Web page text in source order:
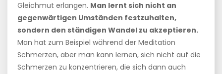
Gleichmut erlangen. Man lernt sich nicht an
gegenwärtigen Umständen festzuhalten,
sondern den ständigen Wandel zu akzeptieren.
Man hat zum Beispiel während der Meditation
Schmerzen, aber man kann lernen, sich nicht auf die
Schmerzen zu konzentrieren, die sich dann auch